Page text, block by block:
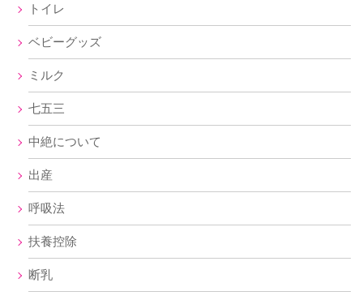
トイレ
ベビーグッズ
ミルク
七五三
中絶について
出産
呼吸法
扶養控除
断乳